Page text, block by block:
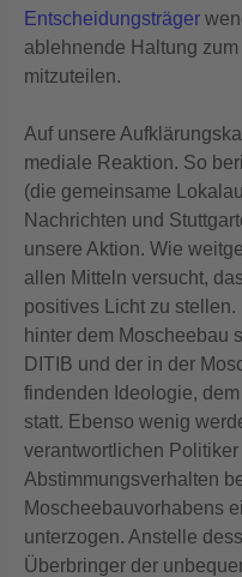
Entscheidungsträger
ablehnende Haltung
mitzuteilen.
Auf unsere
mediale Reaktion. So
(die gemeinsame
Nachrichten und
unsere Aktion. Wie
allen Mitteln versucht,
positives Licht zu
hinter dem Moscheebau
DITIB und der in der
findenden Ideologie,
statt. Ebenso wenig
verantwortlichen Politiker
Abstimmungsverhalten
Moscheebauvorhabens
unterzogen. Anstelle
Überbringer der